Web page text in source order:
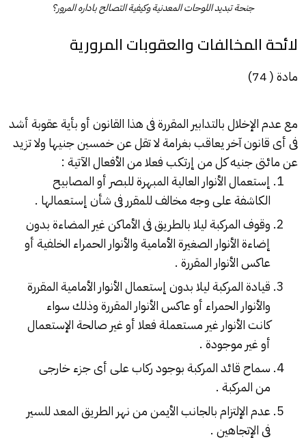
جنحة تبديد اللوحات المعدنية وكيفية التصالح باداره المرور؟
​لائحة المخالفات والعقوبات المرورية
مادة ( 74)
مع عدم الإخلال بالتدابير المقررة فى هذا القانون أو بأية عقوبة أشد
فى أى قانون آخر يعاقب بغرامة لا تقل عن خمسين جنيها ولا تزيد
عن مائتى جنيه كل من إرتكب فعلا من الأفعال الآتية :
إستعمال الأنوار العالية المبهرة للبصر أو المصابيح
الكاشفة على وجه مخالف للمقرر فى شأن إستعمالها .
وقوف المركبة ليلا بالطريق فى الأماكن غير المضاءة بدون
إضاءة الأنوار الصغيرة الأمامية والأنوار الحمراء الخلفية أو
عاكس الأنوار المقررة .
قيادة المركبة ليلا بدون إستعمال الأنوار الأمامية المقررة
والأنوار الحمراء أو عاكس الأنوار المقررة وذلك سواء
كانت الأنوار غير مستعملة فعلا أو غير صالحة الإستعمال
أو غير موجودة .
سماح قائد المركبة بوجود ركاب على أى جزء خارجى
من المركبة .
عدم الإلتزام بالجانب الأيمن من نهر الطريق المعد للسير
فى الإتجاهين .